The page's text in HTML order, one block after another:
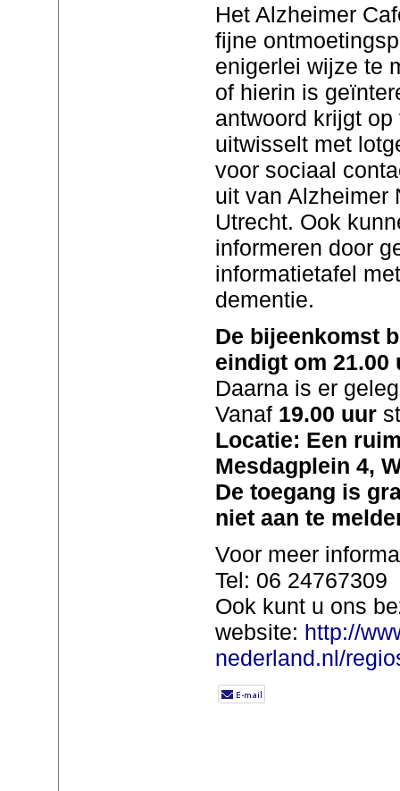
Het Alzheimer
fijne
enigerlei wijze te
of hierin is
antwoord krijgt
uitwisselt met
voor sociaal
uit van Alzheimer
Utrecht. Ook
informeren door
informatietafel
dementie.
De bijeenkomst
eindigt om 21.00
Daarna is er
Vanaf 19.00 uur
Locatie: Een
Mesdagplein 4,
De toegang is
niet aan te
Voor meer
Tel: 06 24767309
Ook kunt u ons
website: http://
nederland.nl/